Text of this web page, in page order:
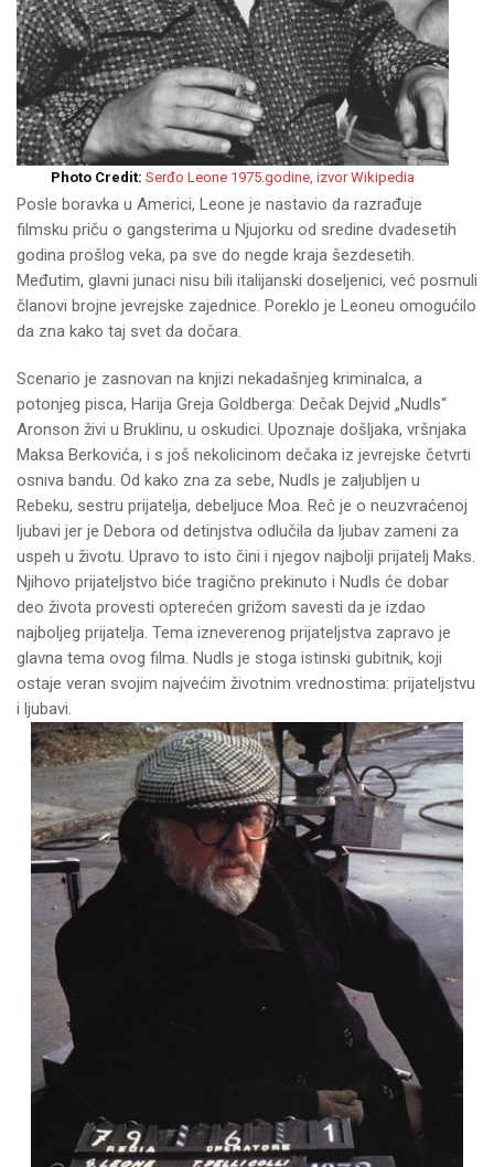
Photo Credit: Serđo Leone 1975.godine, izvor Wikipedia
Posle boravka u Americi, Leone je nastavio da razrađuje
filmsku priču o gangsterima u Njujorku od sredine dvadesetih
godina prošlog veka, pa sve do negde kraja šezdesetih.
Međutim, glavni junaci nisu bili italijanski doseljenici, već posrnuli
članovi brojne jevrejske zajednice. Poreklo je Leoneu omogućilo
da zna kako taj svet da dočara.
Scenario je zasnovan na knjizi nekadašnjeg kriminalca, a
potonjeg pisca, Harija Greja Goldberga: Dečak Dejvid „Nudls“
Aronson živi u Bruklinu, u oskudici. Upoznaje došljaka, vršnjaka
Maksa Berkovića, i s još nekolicinom dečaka iz jevrejske četvrti
osniva bandu. Od kako zna za sebe, Nudls je zaljubljen u
Rebeku, sestru prijatelja, debeljuce Moa. Reč je o neuzvraćenoj
ljubavi jer je Debora od detinjstva odlučila da ljubav zameni za
uspeh u životu. Upravo to isto čini i njegov najbolji prijatelj Maks.
Njihovo prijateljstvo biće tragično prekinuto i Nudls će dobar
deo života provesti opterećen grižom savesti da je izdao
najboljeg prijatelja. Tema izneverenog prijateljstva zapravo je
glavna tema ovog filma. Nudls je stoga istinski gubitnik, koji
ostaje veran svojim najvećim životnim vrednostima: prijateljstvu
i ljubavi.